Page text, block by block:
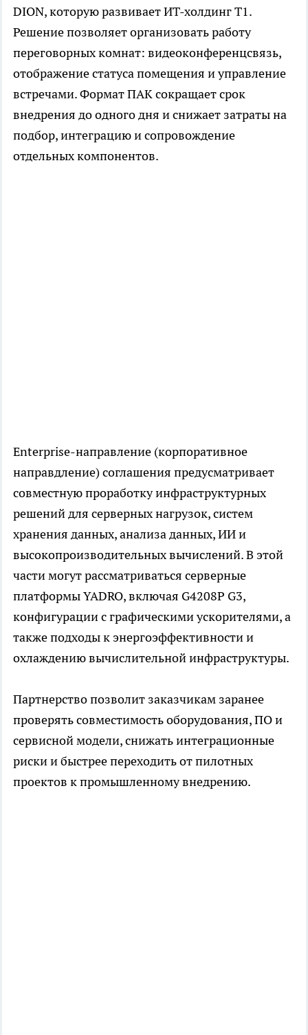
DION, которую развивает ИТ-холдинг Т1.
Решение позволяет организовать работу
переговорных комнат: видеоконференцсвязь,
отображение статуса помещения и управление
встречами. Формат ПАК сокращает срок
внедрения до одного дня и снижает затраты на
подбор, интеграцию и сопровождение
отдельных компонентов.
Enterprise-направление (корпоративное
направдление) соглашения предусматривает
совместную проработку инфраструктурных
решений для серверных нагрузок, систем
хранения данных, анализа данных, ИИ и
высокопроизводительных вычислений. В этой
части могут рассматриваться серверные
платформы YADRO, включая G4208P G3,
конфигурации с графическими ускорителями, а
также подходы к энергоэффективности и
охлаждению вычислительной инфраструктуры.
Партнерство позволит заказчикам заранее
проверять совместимость оборудования, ПО и
сервисной модели, снижать интеграционные
риски и быстрее переходить от пилотных
проектов к промышленному внедрению.